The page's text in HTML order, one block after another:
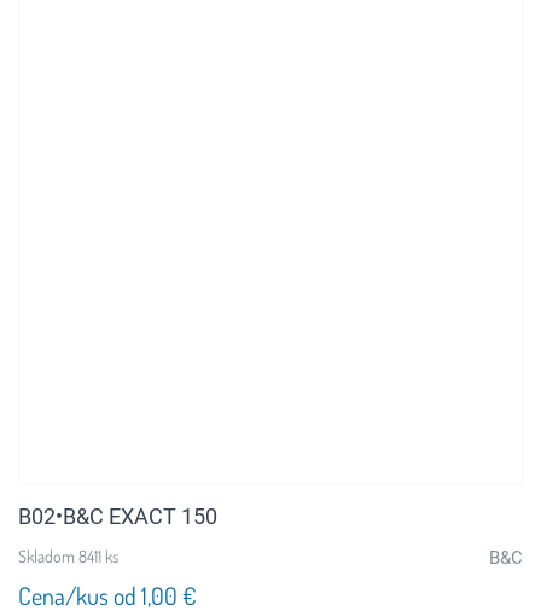
B02•B&C EXACT 150
Skladom 8411 ks B&C
Cena/kus od 1,00 €